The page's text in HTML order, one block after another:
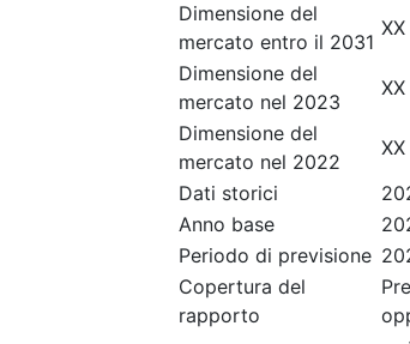
Dimensione del
mercato entro il 2031
Dimensione del
mercato nel 2023
Dimensione del
mercato nel 2022
Dati storici
Anno base
Periodo di previsione
Copertura del
rapporto